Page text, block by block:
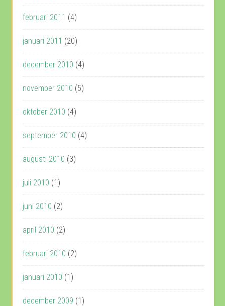
februari 2011 (4)
januari 2011 (20)
december 2010 (4)
november 2010 (5)
oktober 2010 (4)
september 2010 (4)
augusti 2010 (3)
juli 2010 (1)
juni 2010 (2)
april 2010 (2)
februari 2010 (2)
januari 2010 (1)
december 2009 (1)